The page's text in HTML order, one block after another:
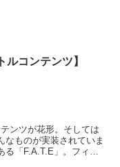
ルコンテンツ】
ンツが花形。そしては
なものが実装されていま
る「F.A.T.E」。フィー